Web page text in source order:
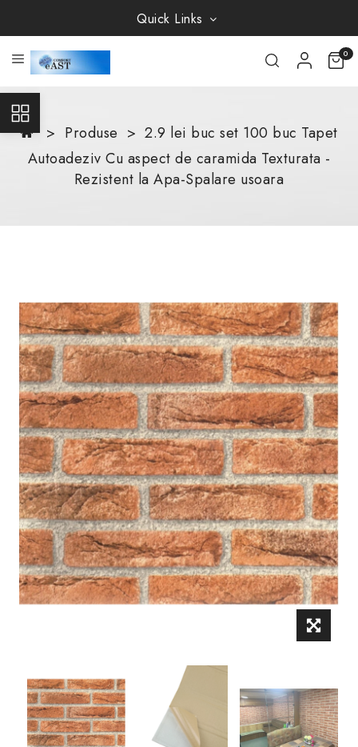
Quick Links
0
Produse
2.9 lei buc set 100 buc Tapet
Autoadeziv Cu aspect de caramida Texturata -
Rezistent la Apa-Spalare usoara